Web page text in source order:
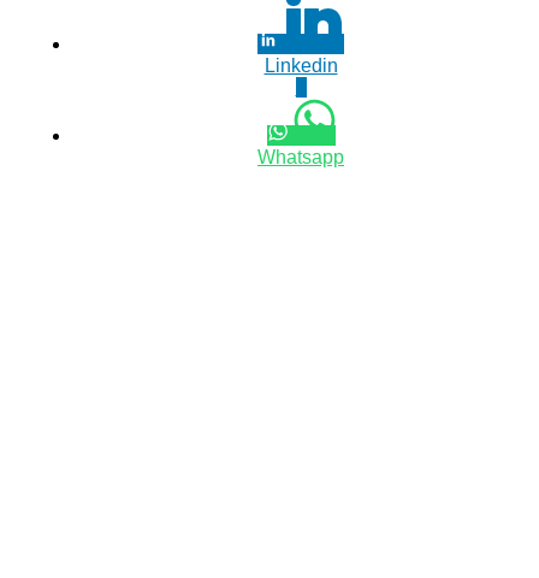
Linkedin
Whatsapp